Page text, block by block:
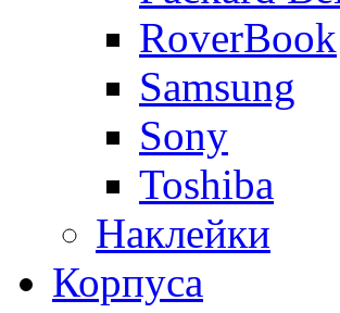
RoverBook
Samsung
Sony
Toshiba
Наклейки
Корпуса